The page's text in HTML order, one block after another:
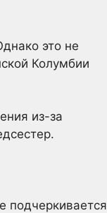
это не
Колумбии
из-за
подчеркивается